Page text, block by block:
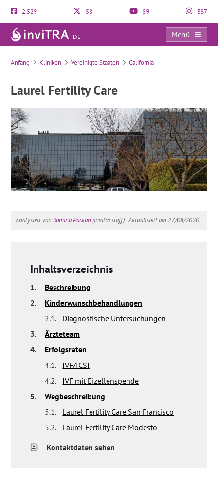
2.529 58 59 587
DE
Menü
Laurel Fertility Care
Anfang Kliniken Vereinigte Staaten California
Laurel Fertility Care
Analysiert vonRomina Packan(invitra staff). Aktualisiert am 27/08/2020
Inhaltsverzeichnis
1.
Beschreibung
2.
Kinderwunschbehandlungen
2.1.
Diagnostische Untersuchungen
3.
Ärzteteam
4.
Erfolgsraten
4.1.
IVF/ICSI
4.2.
IVF mit Eizellenspende
5.
Wegbeschreibung
5.1.
Laurel Fertility Care San Francisco
5.2.
Laurel Fertility Care Modesto
Kontaktdaten sehen